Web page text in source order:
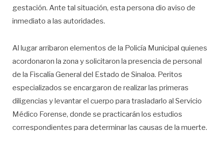
gestación. Ante tal situación, esta persona dio aviso de
inmediato a las autoridades.
Al lugar arribaron elementos de la Policía Municipal quienes
acordonaron la zona y solicitaron la presencia de personal
de la Fiscalía General del Estado de Sinaloa. Peritos
especializados se encargaron de realizar las primeras
diligencias y levantar el cuerpo para trasladarlo al Servicio
Médico Forense, donde se practicarán los estudios
correspondientes para determinar las causas de la muerte.